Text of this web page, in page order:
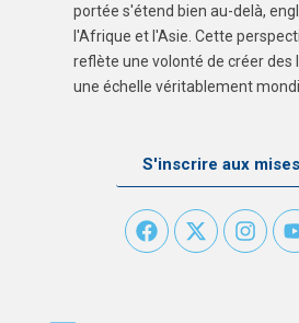
portée s'étend bien au-delà,
l'Afrique et l'Asie. Cette
reflète une volonté de créer des
une échelle véritablement
S'inscrire aux